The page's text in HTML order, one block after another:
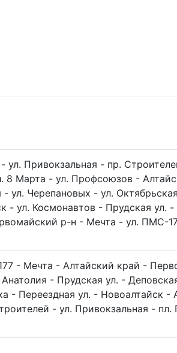
Привокзальная - пр.
Марта - ул. Профсоюзов -
ул. Черепановых - ул.
- ул. Космонавтов - Прудская ул. -
р-н - Мечта - ул. ПМС-
- Мечта - Алтайский край -
- Прудская ул. -
- Переездная ул. - Новоалтайск -
- ул. Привокзальная - пл.